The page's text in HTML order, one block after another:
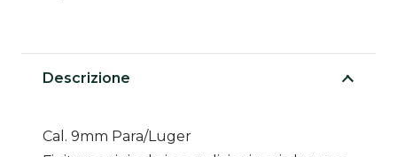
Descrizione
Cal. 9mm Para/Luger